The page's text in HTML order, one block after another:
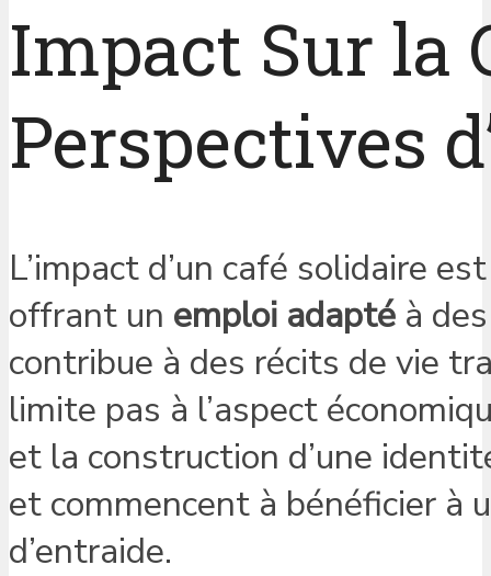
Impact Sur la
Perspectives
L’impact d’un café solidaire
offrant un emploi adapté à
contribue à des récits de vie
limite pas à l’aspect
et la construction d’une
et commencent à bénéficier à
d’entraide.